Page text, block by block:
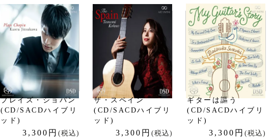
プレイズ・ショパン
(CD/SACDハイブリ
ッド)
3,300円 (税込)
ザ・スペイン
(CD/SACDハイブリ
ッド)
3,300円 (税込)
ギターは謳う
(CD/SACDハイブリ
ッド)
3,300円 (税込)